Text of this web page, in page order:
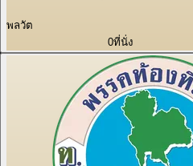
พลวัต
0ที่นั่ง